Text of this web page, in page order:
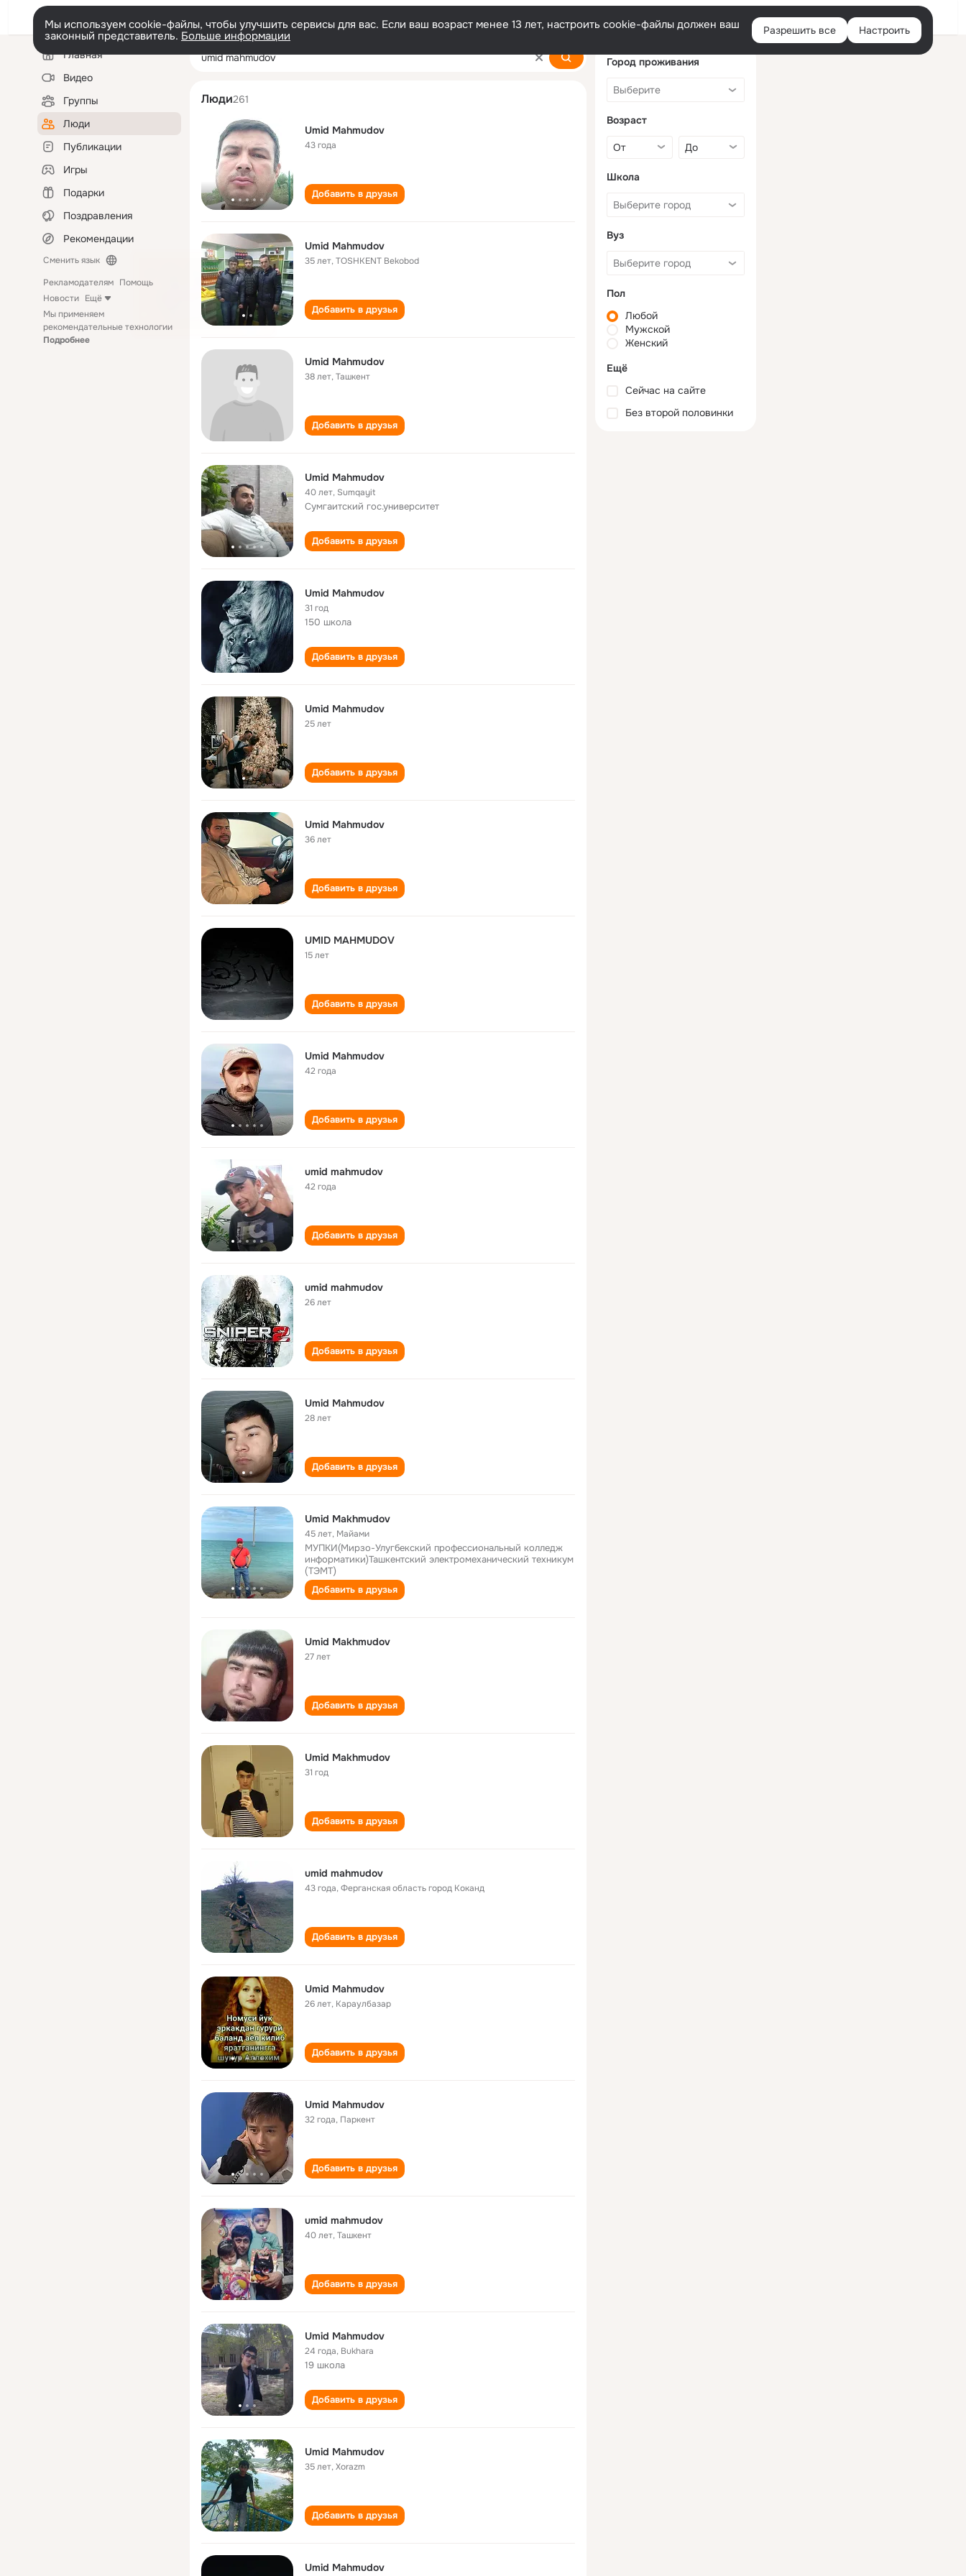
Войти
Мы используем cookie-файлы, чтобы улучшить сервисы для вас. Если ваш возраст менее 13 лет, настроить cookie-файлы должен ваш
законный представитель. Больше информации Разрешить все Настроить
Левая
колонкаГлавная
Видео
Группы
Люди
Публикации
Игры
Подарки
Поздравления
Рекомендации
Сменить язык
Рекламодателям Помощь
Новости Ещё
Мы применяем
рекомендательные технологии
Подробнее
umid mahmudov
Люди261
Umid Mahmudov
43 года
Добавить в друзья
Umid Mahmudov
35 лет,TOSHKENT Bekobod
Добавить в друзья
Umid Mahmudov
38 лет,Ташкент
Добавить в друзья
Umid Mahmudov
40 лет, Sumqayit
Сумгаитский гос.университет
Добавить в друзья
Umid Mahmudov
31 год
150 школа
Добавить в друзья
Umid Mahmudov
25 лет
Добавить в друзья
Umid Mahmudov
36 лет
Добавить в друзья
UMID MAHMUDOV
15 лет
Добавить в друзья
Umid Mahmudov
42 года
Добавить в друзья
umid mahmudov
42 года
Добавить в друзья
umid mahmudov
26 лет
Добавить в друзья
Umid Mahmudov
28 лет
Добавить в друзья
Umid Makhmudov
45 лет, Майами
МУПКИ(Мирзо-Улугбекский профессиональный колледж
информатики)Ташкентский электромеханический техникум
(ТЭМТ)
Добавить в друзья
Umid Makhmudov
27 лет
Добавить в друзья
Umid Makhmudov
31 год
Добавить в друзья
umid mahmudov
43 года,Ферганская область город Коканд
Добавить в друзья
Umid Mahmudov
26 лет, Караулбазар
Добавить в друзья
Umid Mahmudov
32 года, Паркент
Добавить в друзья
umid mahmudov
40 лет,Ташкент
Добавить в друзья
Umid Mahmudov
24 года, Bukhara
19 школа
Добавить в друзья
Umid Mahmudov
35 лет,Xorazm
Добавить в друзья
Umid Mahmudov
Город проживания
Возраст
Школа
Вуз
Пол
Любой
Мужской
Женский
Ещё
Сейчас на сайте
Без второй половинки